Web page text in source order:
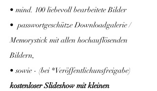
• mind. 100 liebevoll bearbeitete Bilder
• passwortgeschütze Downloadgalerie /
Memorystick mit allen hochauflösenden
Bildern,
• sowie - (bei *Veröffentlichunsfreigabe)
kostenloser Slideshow mit kleinen